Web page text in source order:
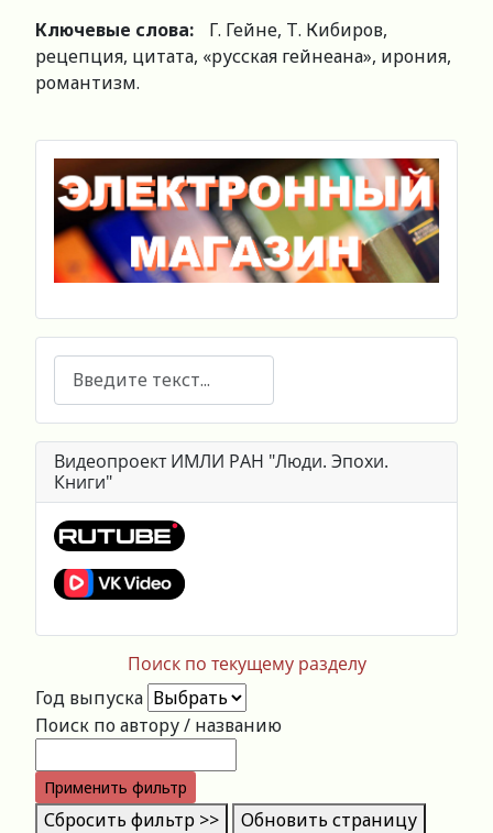
Ключевые слова:
Г. Гейне, Т. Кибиров,
рецепция, цитата, «русская гейнеана», ирония,
романтизм.
Поиск
Видеопроект ИМЛИ РАН "Люди. Эпохи.
Книги"
Поиск по текущему разделу
Год выпуска
Поиск по автору / названию
Применить фильтр
Сбросить фильтр >> Обновить страницу